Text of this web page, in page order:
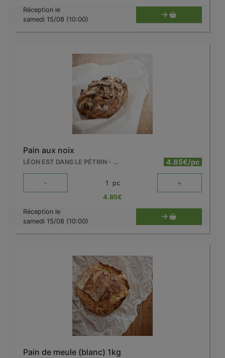
Réception le
samedi 15/08 (10:00)
Pain aux noix
LÉON EST DANS LE PÉTRIN - MOUSCRON 4.85€/pc
- 1 pc +
4.85€
Réception le
samedi 15/08 (10:00)
Pain de meule (blanc) 1kg